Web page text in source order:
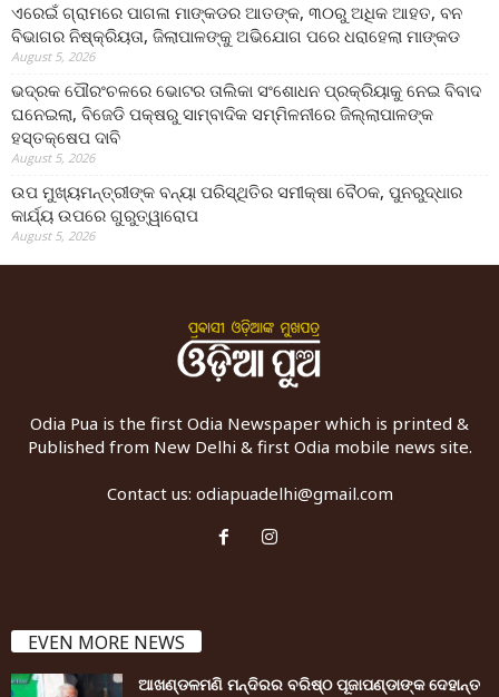
ଏରେଇଁ ଗ୍ରାମରେ ପାଗଳା ମାଙ୍କଡର ଆତଙ୍କ, ୩୦ରୁ ଅଧିକ ଆହତ, ବନ
ବିଭାଗର ନିଷ୍କ୍ରିୟତା, ଜିଲାପାଳଙ୍କୁ ଅଭିଯୋଗ ପରେ ଧରାହେଲା ମାଙ୍କଡ
August 5, 2026
ଭଦ୍ରକ ପୌରଂଚଳରେ ଭୋଟର ତାଲିକା ସଂଶୋଧନ ପ୍ରକ୍ରିୟାକୁ ନେଇ ବିବାଦ
ଘନେଇଲା, ବିଜେଡି ପକ୍ଷରୁ ସାମ୍ବାଦିକ ସମ୍ମିଳନୀରେ ଜିଲ୍ଲାପାଳଙ୍କ
ହସ୍ତକ୍ଷେପ ଦାବି
August 5, 2026
ଉପ ମୁଖ୍ୟମନ୍ତ୍ରୀଙ୍କ ବନ୍ୟା ପରିସ୍ଥିତିର ସମୀକ୍ଷା ବୈଠକ, ପୁନରୁଦ୍ଧାର
କାର୍ଯ୍ୟ ଉପରେ ଗୁରୁତ୍ୱାରୋପ
August 5, 2026
Odia Pua is the first Odia Newspaper which is printed &
Published from New Delhi & first Odia mobile news site.
Contact us: odiapuadelhi@gmail.com
EVEN MORE NEWS
ଆଖଣ୍ଡଳମଣି ମନ୍ଦିରର ବରିଷ୍ଠ ପୂଜାପଣ୍ଡାଙ୍କ ଦେହାନ୍ତ